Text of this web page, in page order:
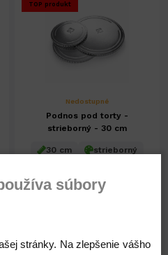
TOP produkt
Nedostupné
Podnos pod torty -
strieborný - 30 cm
30 cm
strieborný
súbory
stránky. Na zlepšenie vášho